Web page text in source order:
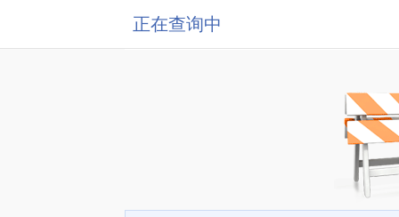
正在查询中